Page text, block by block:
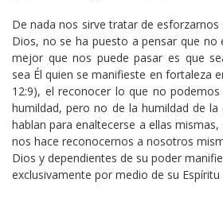
De nada nos sirve tratar de
Dios, no se ha puesto a pensar que
mejor que nos puede pasar es que
sea Él quien se manifieste en fortaleza
12:9), el reconocer lo que no
humildad, pero no de la humildad de la
hablan para enaltecerse a ellas
nos hace reconocernos a nosotros
Dios y dependientes de su poder
exclusivamente por medio de su Espíritu